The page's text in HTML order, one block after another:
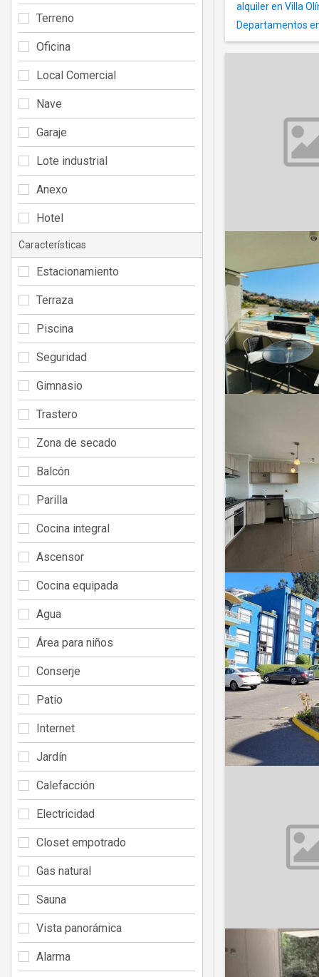
alquiler en Villa
Departamentos
Terreno
Oficina
Local Comercial
Nave
Garaje
Lote industrial
Anexo
Hotel
Características
Estacionamiento
Terraza
Piscina
Seguridad
Gimnasio
Trastero
Zona de secado
Balcón
Parilla
Cocina integral
Ascensor
Cocina equipada
Agua
Área para niños
Conserje
Patio
Internet
Jardín
Calefacción
Electricidad
Closet empotrado
Gas natural
Sauna
Vista panorámica
Alarma